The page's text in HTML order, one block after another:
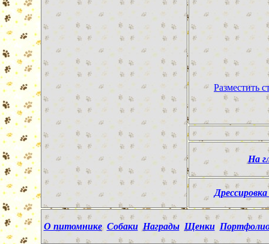
Разместить
На
О питомнике Собаки Награды Щенки